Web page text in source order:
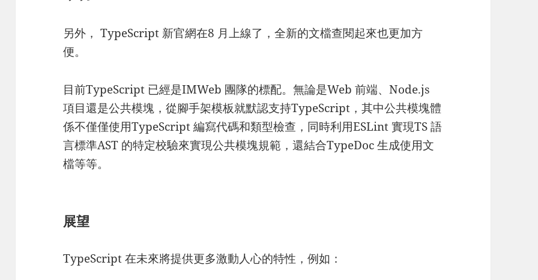
另外， TypeScript 新官網在8 月上線了，全新的文檔查閱起來也更加方
便。
目前TypeScript 已經是IMWeb 團隊的標配。無論是Web 前端、Node.js
項目還是公共模塊，從腳手架模板就默認支持TypeScript，其中公共模塊體
係不僅僅使用TypeScript 編寫代碼和類型檢查，同時利用ESLint 實現TS 語
言標準AST 的特定校驗來實現公共模塊規範，還結合TypeDoc 生成使用文
檔等等。
展望
TypeScript 在未來將提供更多激動人心的特性，例如：